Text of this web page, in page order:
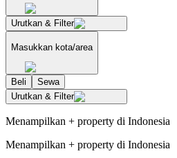
Urutkan & Filter
Masukkan kota/area
Beli
Sewa
Urutkan & Filter
Menampilkan + property di Indonesia
Menampilkan + property di Indonesia